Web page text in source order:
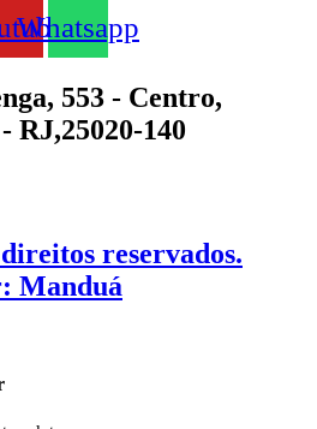
Whatsapp
553 - Centro,
RJ,25020-140
reservados.
Manduá